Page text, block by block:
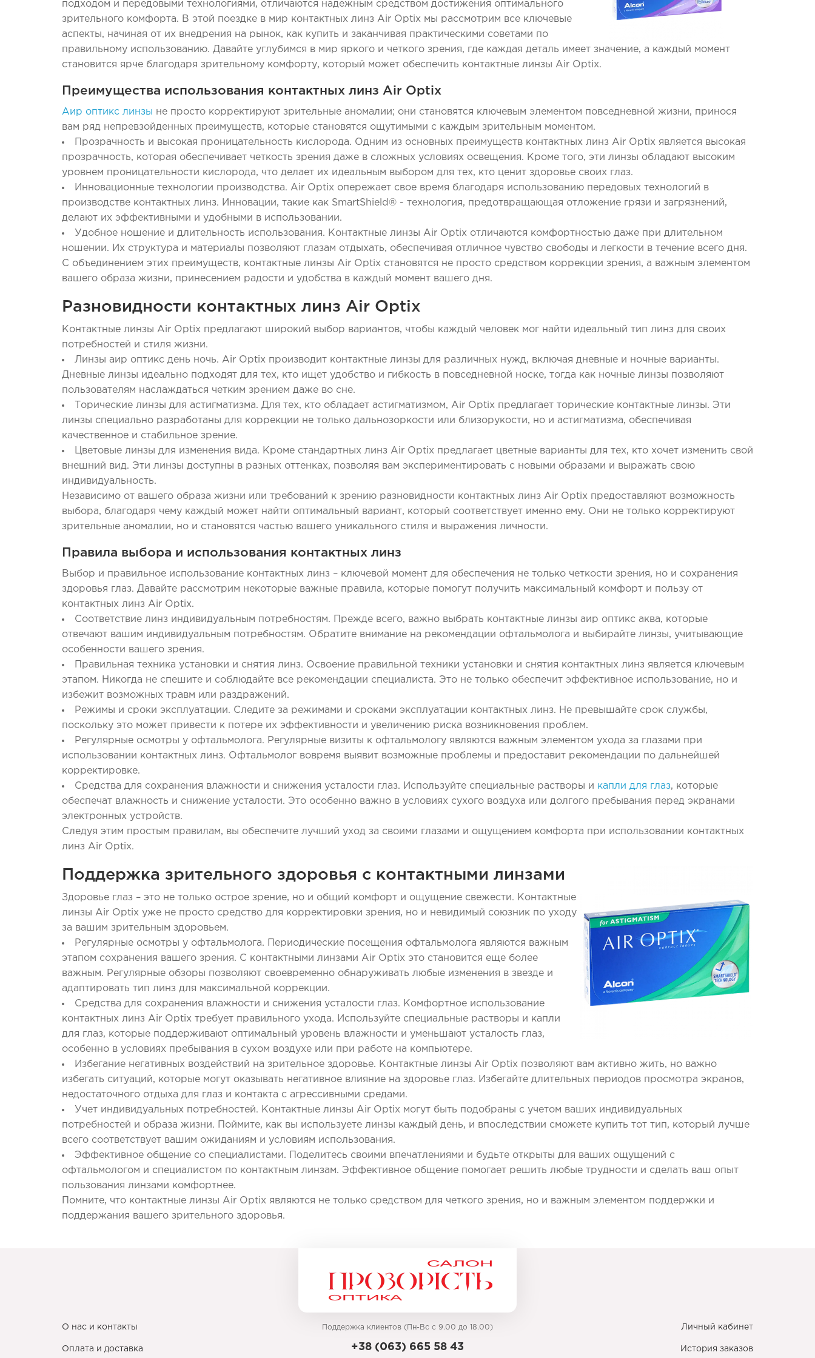
Унисекс
Женские
Унисекс
Женские
подходом и передовыми технологиями, отличаются надежным средством достижения оптимального
зрительного комфорта. В этой поездке в мир контактных линз Air Optix мы рассмотрим все ключевые
аспекты, начиная от их внедрения на рынок, как купить и заканчивая практическими советами по
правильному использованию. Давайте углубимся в мир яркого и четкого зрения, где каждая деталь имеет значение, а каждый момент
становится ярче благодаря зрительному комфорту, который может обеспечить контактные линзы Air Optix.
Преимущества использования контактных линз Air Optix
Аир оптикс линзы не просто корректируют зрительные аномалии; они становятся ключевым элементом повседневной жизни, принося
вам ряд непревзойденных преимуществ, которые становятся ощутимыми с каждым зрительным моментом.
Прозрачность и высокая проницательность кислорода. Одним из основных преимуществ контактных линз Air Optix является высокая
прозрачность, которая обеспечивает четкость зрения даже в сложных условиях освещения. Кроме того, эти линзы обладают высоким
уровнем проницательности кислорода, что делает их идеальным выбором для тех, кто ценит здоровье своих глаз.
Инновационные технологии производства. Air Optix опережает свое время благодаря использованию передовых технологий в
производстве контактных линз. Инновации, такие как SmartShield® - технология, предотвращающая отложение грязи и загрязнений,
делают их эффективными и удобными в использовании.
Удобное ношение и длительность использования. Контактные линзы Air Optix отличаются комфортностью даже при длительном
ношении. Их структура и материалы позволяют глазам отдыхать, обеспечивая отличное чувство свободы и легкости в течение всего дня.
С объединением этих преимуществ, контактные линзы Air Optix становятся не просто средством коррекции зрения, а важным элементом
вашего образа жизни, принесением радости и удобства в каждый момент вашего дня.
Разновидности контактных линз Air Optix
Контактные линзы Air Optix предлагают широкий выбор вариантов, чтобы каждый человек мог найти идеальный тип линз для своих
потребностей и стиля жизни.
Линзы аир оптикс день ночь. Air Optix производит контактные линзы для различных нужд, включая дневные и ночные варианты.
Дневные линзы идеально подходят для тех, кто ищет удобство и гибкость в повседневной носке, тогда как ночные линзы позволяют
пользователям наслаждаться четким зрением даже во сне.
Торические линзы для астигматизма. Для тех, кто обладает астигматизмом, Air Optix предлагает торические контактные линзы. Эти
линзы специально разработаны для коррекции не только дальнозоркости или близорукости, но и астигматизма, обеспечивая
качественное и стабильное зрение.
Цветовые линзы для изменения вида. Кроме стандартных линз Air Optix предлагает цветные варианты для тех, кто хочет изменить свой
внешний вид. Эти линзы доступны в разных оттенках, позволяя вам экспериментировать с новыми образами и выражать свою
индивидуальность.
Независимо от вашего образа жизни или требований к зрению разновидности контактных линз Air Optix предоставляют возможность
выбора, благодаря чему каждый может найти оптимальный вариант, который соответствует именно ему. Они не только корректируют
зрительные аномалии, но и становятся частью вашего уникального стиля и выражения личности.
Правила выбора и использования контактных линз
Выбор и правильное использование контактных линз – ключевой момент для обеспечения не только четкости зрения, но и сохранения
здоровья глаз. Давайте рассмотрим некоторые важные правила, которые помогут получить максимальный комфорт и пользу от
контактных линз Air Optix.
Соответствие линз индивидуальным потребностям. Прежде всего, важно выбрать контактные линзы аир оптикс аква, которые
отвечают вашим индивидуальным потребностям. Обратите внимание на рекомендации офтальмолога и выбирайте линзы, учитывающие
особенности вашего зрения.
Правильная техника установки и снятия линз. Освоение правильной техники установки и снятия контактных линз является ключевым
этапом. Никогда не спешите и соблюдайте все рекомендации специалиста. Это не только обеспечит эффективное использование, но и
избежит возможных травм или раздражений.
Режимы и сроки эксплуатации. Следите за режимами и сроками эксплуатации контактных линз. Не превышайте срок службы,
поскольку это может привести к потере их эффективности и увеличению риска возникновения проблем.
Регулярные осмотры у офтальмолога. Регулярные визиты к офтальмологу являются важным элементом ухода за глазами при
использовании контактных линз. Офтальмолог вовремя выявит возможные проблемы и предоставит рекомендации по дальнейшей
корректировке.
Средства для сохранения влажности и снижения усталости глаз. Используйте специальные растворы и капли для глаз, которые
обеспечат влажность и снижение усталости. Это особенно важно в условиях сухого воздуха или долгого пребывания перед экранами
электронных устройств.
Следуя этим простым правилам, вы обеспечите лучший уход за своими глазами и ощущением комфорта при использовании контактных
линз Air Optix.
Поддержка зрительного здоровья с контактными линзами
Здоровье глаз – это не только острое зрение, но и общий комфорт и ощущение свежести. Контактные
линзы Air Optix уже не просто средство для корректировки зрения, но и невидимый союзник по уходу
за вашим зрительным здоровьем.
Регулярные осмотры у офтальмолога. Периодические посещения офтальмолога являются важным
этапом сохранения вашего зрения. С контактными линзами Air Optix это становится еще более
важным. Регулярные обзоры позволяют своевременно обнаруживать любые изменения в звезде и
адаптировать тип линз для максимальной коррекции.
Средства для сохранения влажности и снижения усталости глаз. Комфортное использование
контактных линз Air Optix требует правильного ухода. Используйте специальные растворы и капли
для глаз, которые поддерживают оптимальный уровень влажности и уменьшают усталость глаз,
особенно в условиях пребывания в сухом воздухе или при работе на компьютере.
Избегание негативных воздействий на зрительное здоровье. Контактные линзы Air Optix позволяют вам активно жить, но важно
избегать ситуаций, которые могут оказывать негативное влияние на здоровье глаз. Избегайте длительных периодов просмотра экранов,
недостаточного отдыха для глаз и контакта с агрессивными средами.
Учет индивидуальных потребностей. Контактные линзы Air Optix могут быть подобраны с учетом ваших индивидуальных
потребностей и образа жизни. Поймите, как вы используете линзы каждый день, и впоследствии сможете купить тот тип, который лучше
всего соответствует вашим ожиданиям и условиям использования.
Эффективное общение со специалистами. Поделитесь своими впечатлениями и будьте открыты для ваших ощущений с
офтальмологом и специалистом по контактным линзам. Эффективное общение помогает решить любые трудности и сделать ваш опыт
пользования линзами комфортнее.
Помните, что контактные линзы Air Optix являются не только средством для четкого зрения, но и важным элементом поддержки и
поддержания вашего зрительного здоровья.
О нас и контакты
Оплата и доставка
Поддержка клиентов (Пн-Вс с 9.00 до 18.00)
+38 (063) 665 58 43
Личный кабинет
История заказов